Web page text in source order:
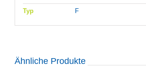
Typ
F
Ähnliche Produkte